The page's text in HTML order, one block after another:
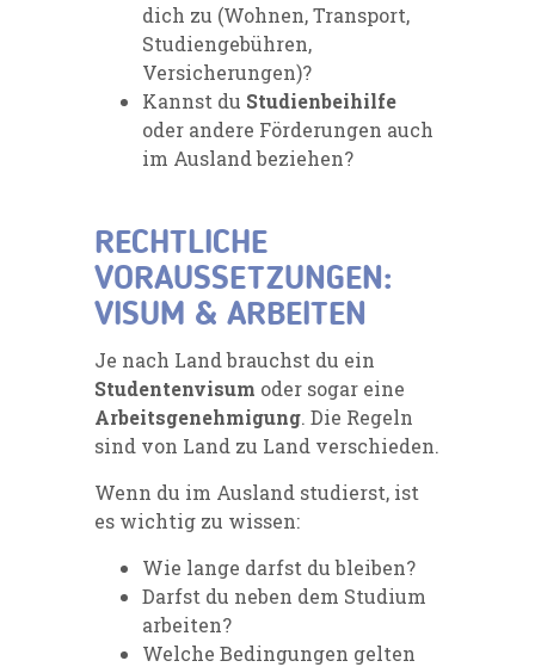
dich zu (Wohnen, Transport,
Studiengebühren,
Versicherungen)?
Kannst du Studienbeihilfe
oder andere Förderungen auch
im Ausland beziehen?
RECHTLICHE
VORAUSSETZUNGEN:
VISUM & ARBEITEN
Je nach Land brauchst du ein
Studentenvisum oder sogar eine
Arbeitsgenehmigung. Die Regeln
sind von Land zu Land verschieden.
Wenn du im Ausland studierst, ist
es wichtig zu wissen:
Wie lange darfst du bleiben?
Darfst du neben dem Studium
arbeiten?
Welche Bedingungen gelten